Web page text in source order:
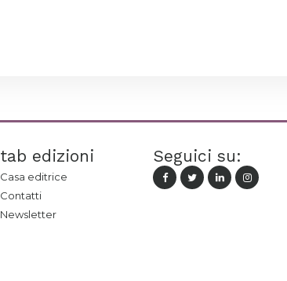
tab edizioni
Casa editrice
Contatti
Newsletter
Seguici su: